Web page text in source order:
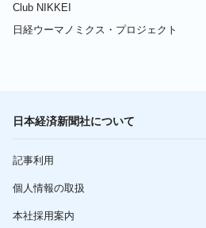
Club NIKKEI
日経ウーマノミクス・プロジェクト
日本経済新聞社について
記事利用
個人情報の取扱
本社採用案内